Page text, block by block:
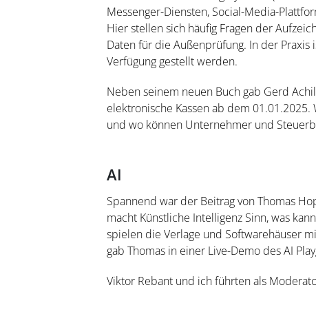
Messenger-Diensten, Social-Media-
Hier stellen sich häufig Fragen der
Daten für die Außenprüfung. In der Praxis
Verfügung gestellt werden.
Neben seinem neuen Buch gab Gerd
elektronische Kassen ab dem 01.01.2025.
und wo können Unternehmer und
AI
Spannend war der Beitrag von Thomas
macht Künstliche Intelligenz Sinn, was
spielen die Verlage und Softwarehäuser
gab Thomas in einer Live-Demo des AI
Viktor Rebant und ich führten als